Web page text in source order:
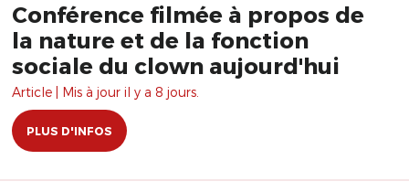
Conférence filmée à propos de
la nature et de la fonction
sociale du clown aujourd'hui
Article | Mis à jour il y a 8 jours.
PLUS D'INFOS